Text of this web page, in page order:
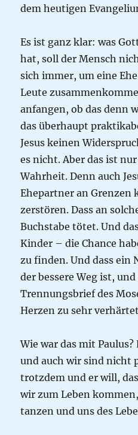
dem heutigen
Es ist ganz klar: was
hat, soll der Mensch
sich immer, um eine
Leute
anfangen, ob das denn
das überhaupt
Jesus keinen
es nicht. Aber das ist
Wahrheit. Denn auch
Ehepartner an Grenzen
zerstören. Dass an
Buchstabe tötet. Und
Kinder – die Chance
zu finden. Und dass ein
der bessere Weg ist,
Trennungsbrief des
Herzen zu sehr
Wie war das mit
und auch wir sind nicht
trotzdem und er will,
wir zum Leben
tanzen und uns des